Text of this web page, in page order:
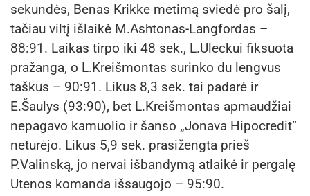
sekundės, Benas Krikke metimą sviedė pro šalį,
tačiau viltį išlaikė M.Ashtonas-Langfordas –
88:91. Laikas tirpo iki 48 sek., L.Uleckui fiksuota
pražanga, o L.Kreišmontas surinko du lengvus
taškus – 90:91. Likus 8,3 sek. tai padarė ir
E.Šaulys (93:90), bet L.Kreišmontas apmaudžiai
nepagavo kamuolio ir šanso „Jonava Hipocredit“
neturėjo. Likus 5,9 sek. prasižengta prieš
P.Valinską, jo nervai išbandymą atlaikė ir pergalę
Utenos komanda išsaugojo – 95:90.